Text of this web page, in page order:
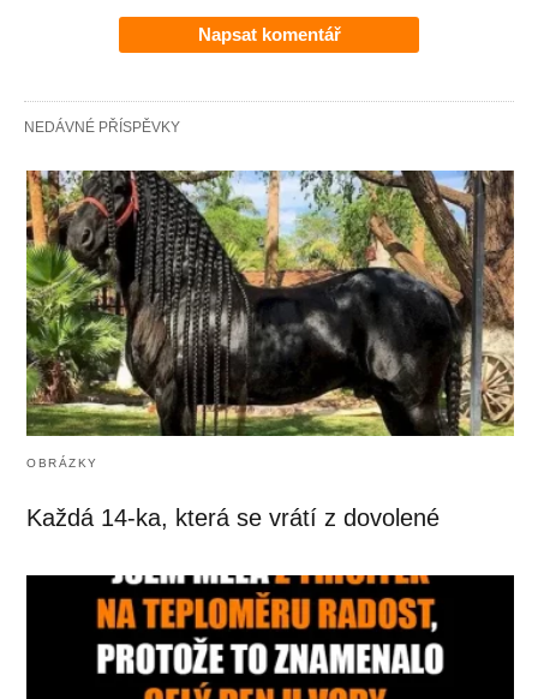
Napsat komentář
NEDÁVNÉ PŘÍSPĚVKY
OBRÁZKY
Každá 14-ka, která se vrátí z dovolené